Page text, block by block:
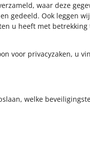
waar deze
gedeeld. Ook leggen
u heeft met
voor privacyzaken, u
welke